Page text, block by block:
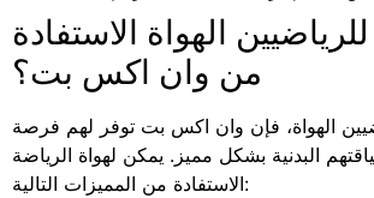
الهواة الاستفادة
من وان اكس بت؟
الهواة، فإن وان اكس بت توفر لهم فرصة
البدنية بشكل مميز. يمكن لهواة الرياضة
الاستفادة من المميزات التالية: